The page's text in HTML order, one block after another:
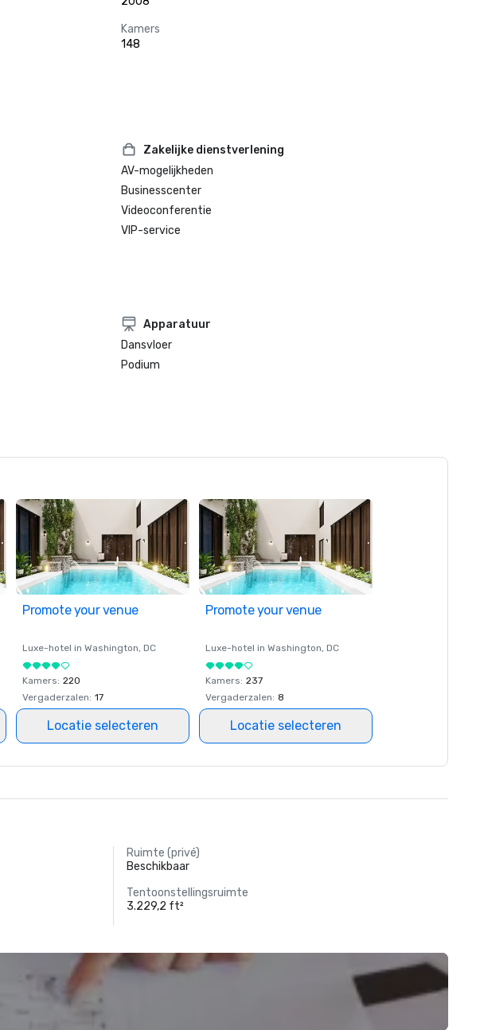
Kamers
148
Zakelijke dienstverlening
AV-mogelijkheden
Businesscenter
Videoconferentie
VIP-service
Apparatuur
Dansvloer
Podium
Promote your venue
Luxe-hotel in Washington, DC
Kamers: 220
Vergaderzalen: 17
Locatie selecteren
Promote your venue
Luxe-hotel in Washington, DC
Kamers: 237
Vergaderzalen: 8
Locatie selecteren
Ruimte (privé)
Beschikbaar
Tentoonstellingsruimte
3.229,2 ft²